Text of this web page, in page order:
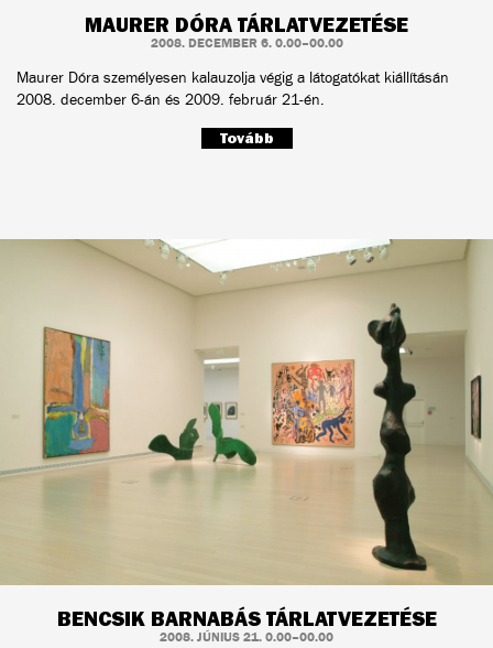
MAURER DÓRA TÁRLATVEZETÉSE
2008. DECEMBER 6. 0.00–00.00
Maurer Dóra személyesen kalauzolja végig a látogatókat kiállításán
2008. december 6-án és 2009. február 21-én.
Tovább
BENCSIK BARNABÁS TÁRLATVEZETÉSE
2008. JÚNIUS 21. 0.00–00.00